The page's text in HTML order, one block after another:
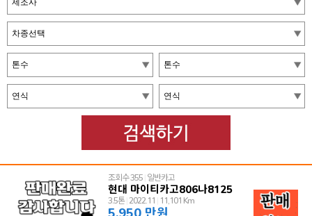
조회수 355 일반카고
현대 마이티카고806나8125
3.5톤 2022.11 11,101 Km